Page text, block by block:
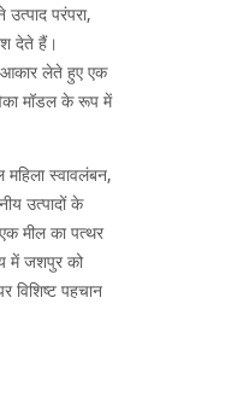
परंपरा,
देते हैं।
लेते हुए एक
मॉडल के रूप में
महिला स्वावलंबन,
उत्पादों के
एक मील का पत्थर
में जशपुर को
विशिष्ट पहचान